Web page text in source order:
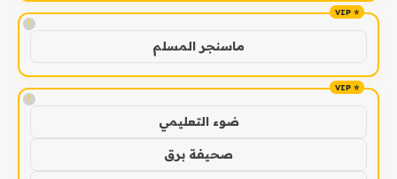
!
ماسنجر المسلم
!
ضوء التعليمي
صحيفة برق